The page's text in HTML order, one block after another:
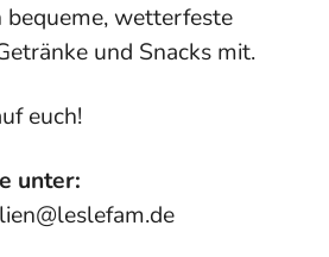
wetterfeste
und Snacks mit.
euch!
unter: